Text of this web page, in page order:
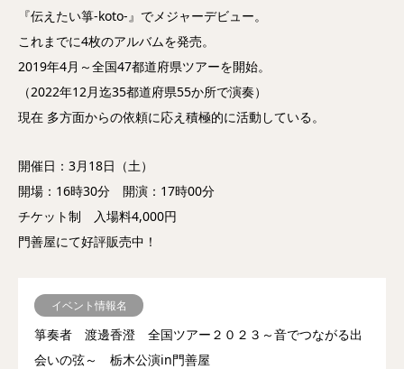
『伝えたい箏-koto-』でメジャーデビュー。
これまでに4枚のアルバムを発売。
2019年4月～全国47都道府県ツアーを開始。
（2022年12月迄35都道府県55か所で演奏）
現在 多方面からの依頼に応え積極的に活動している。
開催日：3月18日（土）
開場：16時30分 開演：17時00分
チケット制 入場料4,000円
門善屋にて好評販売中！
イベント情報名
箏奏者 渡邊香澄 全国ツアー２０２３～音でつながる出
会いの弦～ 栃木公演in門善屋